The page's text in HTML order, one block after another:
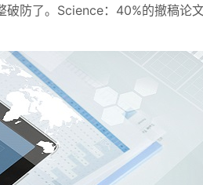
防了。Science：40%的撤稿论